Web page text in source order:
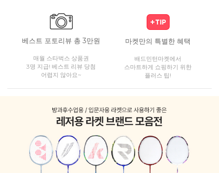
베스트 포토리뷰 총 3만원
매월 스타벅스 상품권
3명 지급! 베스트 리뷰 당첨
어렵지 않아요~
마켓만의 특별한 혜택
배드민턴마켓에서
스마트하게 쇼핑하기 위한
플러스 팁!